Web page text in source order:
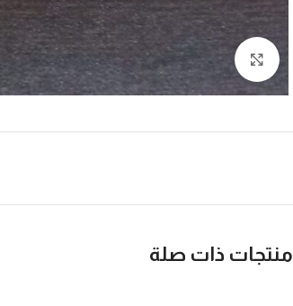
Click to enlarge
منتجات ذات صلة